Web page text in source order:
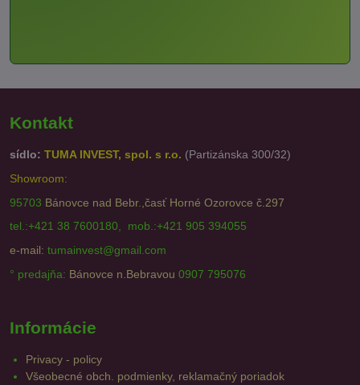
Kontakt
sídlo: TUMA INVEST, spol. s r.o. (Partizánska 300/32)
Showroom:
95703 Bánovce nad Bebr.,časť Horné Ozorovce č.297
tel.:+421 38 7600180, mob.:+421 905 394055
e-mail: tumainvest@gmail.com
° predajňa: Bánovce n.Bebravou 0907 795076
Informácie
Privacy - policy
Všeobecné obch. podmienky, reklamačný poriadok